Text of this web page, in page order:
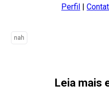
Perfil |
nah
Leia mais